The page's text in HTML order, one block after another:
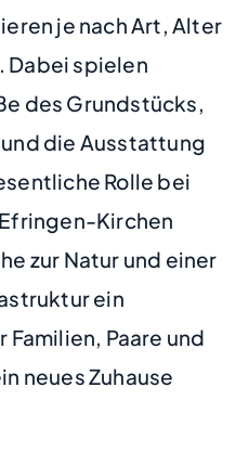
je nach Art, Alter
Dabei spielen
des Grundstücks,
die Ausstattung
Rolle bei
Kirchen
zur Natur und einer
ein
Paare und
neues Zuhause